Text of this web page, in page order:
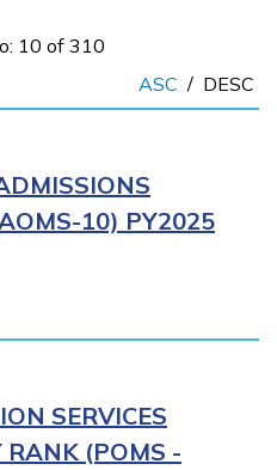
10 of 310
ASC / DESC
10) PY2025
SERVICES
RANK (POMS -